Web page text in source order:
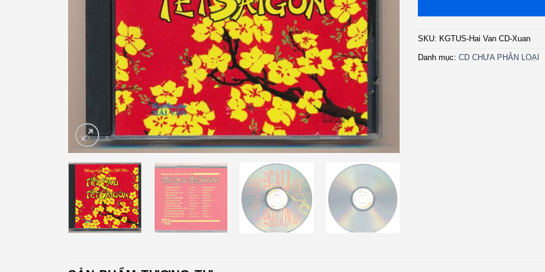
SKU: KGTUS-Hai Van CD-Xuan
Danh mục: CD CHƯA PHÂN LOẠI